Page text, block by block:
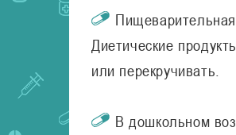
Диетические
или перекручивать.
В дошкольном